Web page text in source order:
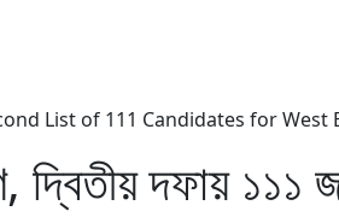
List of 111 Candidates for
দ্বিতীয় দফায় ১১১